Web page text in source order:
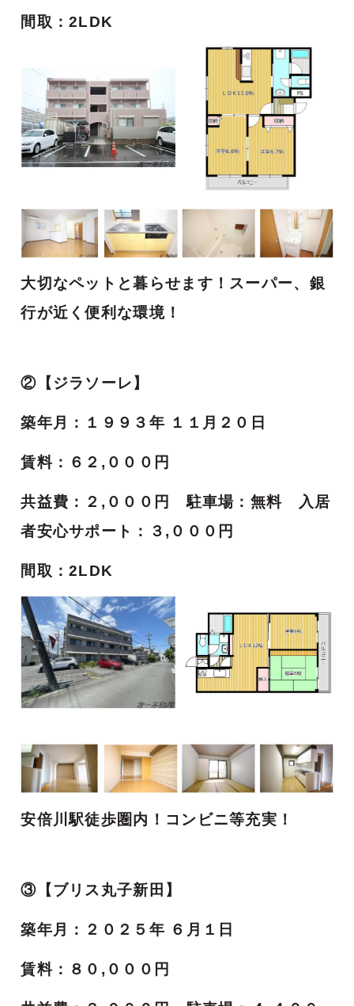
間取：2LDK
大切なペットと暮らせます！スーパー、銀
行が近く便利な環境！
②【ジラソーレ】
築年月：１９９３年 １１月２０日
賃料：６２,０００円
共益費：２,０００円 駐車場：無料 入居
者安心サポート：３,０００円
間取：2LDK
安倍川駅徒歩圏内！コンビニ等充実！
③【ブリス丸子新田】
築年月：２０２５年 ６月１日
賃料：８０,０００円